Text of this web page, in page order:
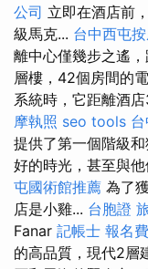
公司 立即在酒店前
級馬克... 台中西屯
離中心僅幾步之遙
層樓，42個房間的
系統時，它距離酒
摩執照 seo tools
提供了第一個階級
好的時光，甚至與
屯國術館推薦 為了
店是小雞... 台胞證
Fanar 記帳士 報名費
的高品質，現代2層